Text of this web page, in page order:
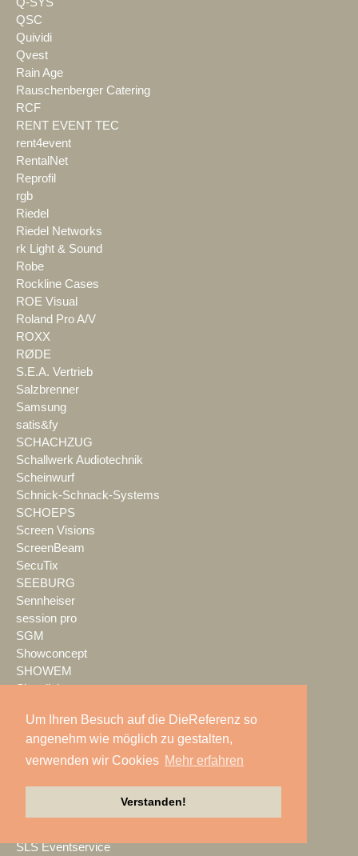
Um Ihren Besuch auf die DieReferenz so
angenehm wie möglich zu gestalten,
verwenden wir Cookies Mehr erfahren
Verstanden!
QSC
Quividi
Qvest
Rain Age
Rauschenberger Catering
RCF
RENT EVENT TEC
rent4event
RentalNet
Reprofil
rgb
Riedel
Riedel Networks
rk Light & Sound
Robe
Rockline Cases
ROE Visual
Roland Pro A/V
ROXX
RØDE
S.E.A. Vertrieb
Salzbrenner
Samsung
satis&fy
SCHACHZUG
Schallwerk Audiotechnik
Scheinwurf
Schnick-Schnack-Systems
SCHOEPS
Screen Visions
ScreenBeam
SecuTix
SEEBURG
Sennheiser
session pro
SGM
Showconcept
SHOWEM
Showlight
Showrental
Showtec
Showtech
SLS Eventservice